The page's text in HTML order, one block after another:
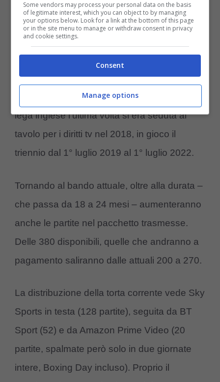
La
si muove in anticipo per
i diritti tv. Il bando in discussione riguarda
infatti il quadriennio a partire dal 2025/26. La
lega inglese l’ultima volta si era seduta al
tavolo per i diritti tv nel 2018, in gioco il
triennio dal 1° luglio 2019 al 1° luglio 2022.
Tornando al bando attuale, oltre alla durata –
che passa da 18 a 24 mesi – aumenteranno
anche le partite nel pacchetto trasmesse.
Delle 380 disponibili, quelle che andranno a
pagamento saliranno dalle attuali 200 a 270.
La distribuzione della torta corrente vede Sky
Sports in testa (128 partite), seguita da BT
Sport (52) e da Amazon Prime Video (20
partite, spalmate però solo in due giornate
intere, Boxing Day incluso). Proprio il
Some vendors may process your personal data on the basis
of legitimate interest, which you can object to by managing
your options below. Look for a link at the bottom of this page
or in the site menu to manage or withdraw consent in privacy
and cookie settings.
Consent
Manage options